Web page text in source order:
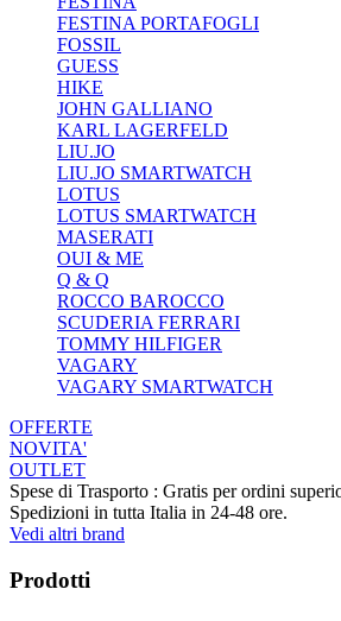
FESTINA PORTAFOGLI
FOSSIL
GUESS
HIKE
JOHN GALLIANO
KARL LAGERFELD
LIU.JO
LIU.JO SMARTWATCH
LOTUS
LOTUS SMARTWATCH
MASERATI
OUI & ME
Q & Q
ROCCO BAROCCO
SCUDERIA FERRARI
TOMMY HILFIGER
VAGARY
VAGARY SMARTWATCH
OFFERTE
NOVITA'
OUTLET
Spese di Trasporto : Gratis per ordini
Spedizioni in tutta Italia in 24-48 ore.
Vedi altri brand
Prodotti